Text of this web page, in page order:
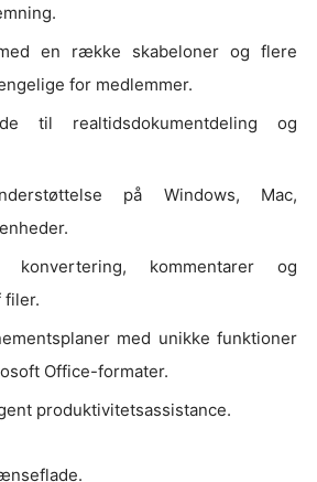
en række skabeloner og flere
for medlemmer.
til realtidsdokumentdeling og
på Windows, Mac,
konvertering, kommentarer og
filer.
med unikke funktioner
Office-formater.
produktivitetsassistance.